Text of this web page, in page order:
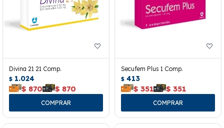
Divina 21 21 Comp.
$ 1.024
$ 870 $ 870
Secufem Plus 1 Comp.
$ 413
$ 351 $ 351